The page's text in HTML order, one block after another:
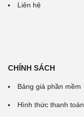
Liên hệ
CHÍNH SÁCH
Bảng giá phần mềm
Hình thức thanh toán